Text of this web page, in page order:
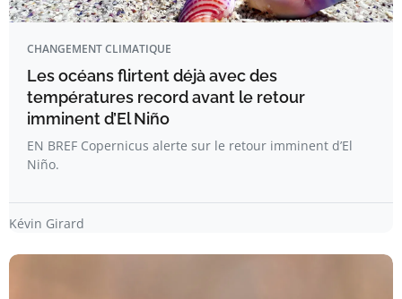
CHANGEMENT CLIMATIQUE
Les océans flirtent déjà avec des
températures record avant le retour
imminent d’El Niño
EN BREF Copernicus alerte sur le retour imminent d’El
Niño.
Kévin Girard